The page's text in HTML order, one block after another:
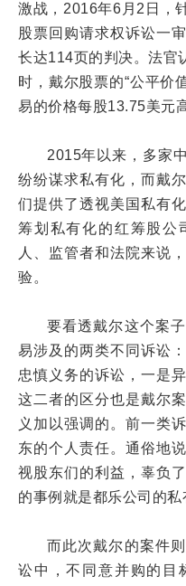
激战，2016年6月2日，
股票回购请求权诉讼一
长达114页的判决。法官
时，戴尔股票的“公平价
易的价格每股13.75美元
2015年以来，多家
纷纷谋求私有化，而戴
们提供了透视美国私有
筹划私有化的红筹股公
人、监管者和法院来说
验。
要看透戴尔这个案
易涉及的两类不同诉讼
忠慎义务的诉讼，一是
这二者的区分也是戴尔
义加以强调的。前一类
东的个人责任。通俗地
视股东们的利益，辜负
的事例就是都乐公司的私
而此次戴尔的案件
讼中，不同意并购的目